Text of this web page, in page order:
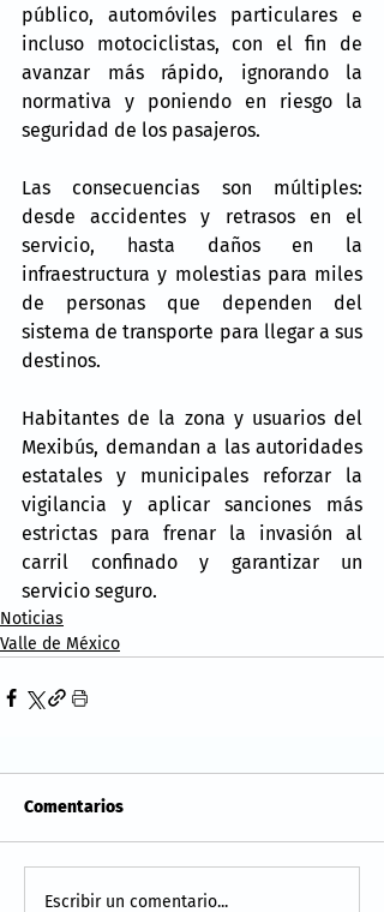
público, automóviles particulares e
incluso motociclistas, con el fin de
avanzar más rápido, ignorando la
normativa y poniendo en riesgo la
seguridad de los pasajeros.
Las consecuencias son múltiples:
desde accidentes y retrasos en el
servicio, hasta daños en la
infraestructura y molestias para miles
de personas que dependen del
sistema de transporte para llegar a sus
destinos.
Habitantes de la zona y usuarios del
Mexibús, demandan a las autoridades
estatales y municipales reforzar la
vigilancia y aplicar sanciones más
estrictas para frenar la invasión al
carril confinado y garantizar un
servicio seguro.
Noticias
Valle de México
Comentarios
Escribir un comentario...